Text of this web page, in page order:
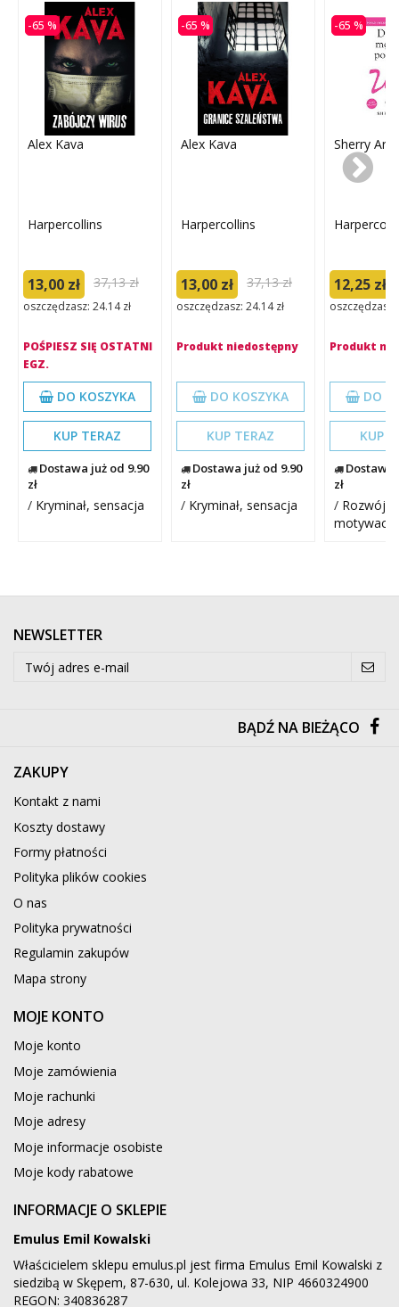
-65 %
Alex Kava
Harpercollins
13,00 zł 37,13 zł
oszczędzasz: 24.14 zł
POŚPIESZ SIĘ OSTATNI
EGZ.
DO KOSZYKA
KUP TERAZ
Dostawa już od 9.90
zł
/ Kryminał, sensacja
-65 %
Alex Kava
Harpercollins
13,00 zł 37,13 zł
oszczędzasz: 24.14 zł
Produkt niedostępny
DO KOSZYKA
KUP TERAZ
Dostawa już od 9.90
zł
/ Kryminał, sensacja
-65 %
Sherry
12,25 zł
oszczędzasz:
Produkt
DO
KUP
Dostawa
zł
/ Rozwój
motywacja
NEWSLETTER
BĄDŹ NA BIEŻĄCO
ZAKUPY
Kontakt z nami
Koszty dostawy
Formy płatności
Polityka plików cookies
O nas
Polityka prywatności
Regulamin zakupów
Mapa strony
MOJE KONTO
Moje konto
Moje zamówienia
Moje rachunki
Moje adresy
Moje informacje osobiste
Moje kody rabatowe
INFORMACJE O SKLEPIE
Emulus Emil Kowalski
Właścicielem sklepu emulus.pl jest firma Emulus Emil Kowalski z
siedzibą w Skępem, 87-630, ul. Kolejowa 33, NIP 4660324900
REGON: 340836287